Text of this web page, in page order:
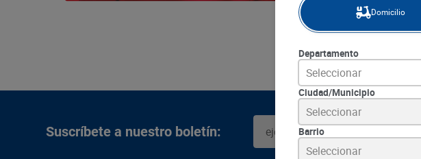
Suscríbete a nuestro boletín:
Domicilio
Departamento
Seleccionar
Ciudad/Municipio
Seleccionar
Barrio
Seleccionar